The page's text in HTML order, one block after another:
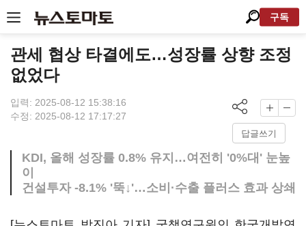
구독
관세 협상 타결에도…성장률 상향 조정
없었다
입력: 2025-08-12 15:38:16
수정: 2025-08-12 17:17:27
답글쓰기
KDI, 올해 성장률 0.8% 유지…여전히 '0%대' 눈높
이
건설투자 -8.1% '뚝↓'…소비·수출 플러스 효과 상쇄